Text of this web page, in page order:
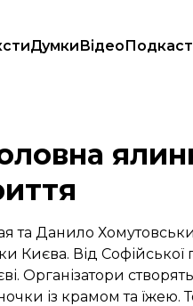
ДумкиВідео
та Данило
Києва. Від Софійської
Організатори
із крамом та їжею.